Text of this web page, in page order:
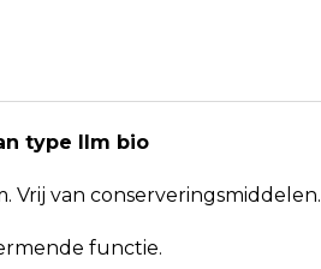
type IIm bio
Vrij van conserveringsmiddelen.
functie.